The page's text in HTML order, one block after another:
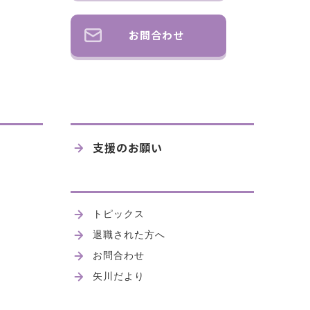
お問合わせ
支援のお願い
トピックス
退職された方へ
お問合わせ
矢川だより